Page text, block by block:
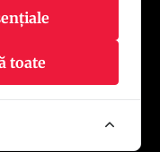
GROUPE SOCIÉTÉ
toate